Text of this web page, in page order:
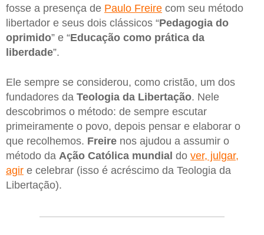
fosse a presença de Paulo Freire com seu método
libertador e seus dois clássicos “Pedagogia do
oprimido” e “Educação como prática da
liberdade”.
Ele sempre se considerou, como cristão, um dos
fundadores da Teologia da Libertação. Nele
descobrimos o método: de sempre escutar
primeiramente o povo, depois pensar e elaborar o
que recolhemos. Freire nos ajudou a assumir o
método da Ação Católica mundial do ver, julgar,
agir e celebrar (isso é acréscimo da Teologia da
Libertação).